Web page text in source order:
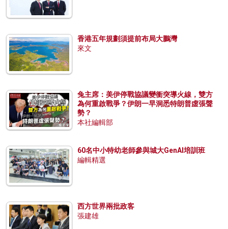
香港五年規劃須提前布局大鵬灣
來文
兔主席：美伊停戰協議變衝突導火線，雙方
為何重啟戰爭？伊朗一早洞悉特朗普虛張聲
勢？
本社編輯部
60名中小特幼老師參與城大GenAI培訓班
編輯精選
西方世界兩批政客
張建雄